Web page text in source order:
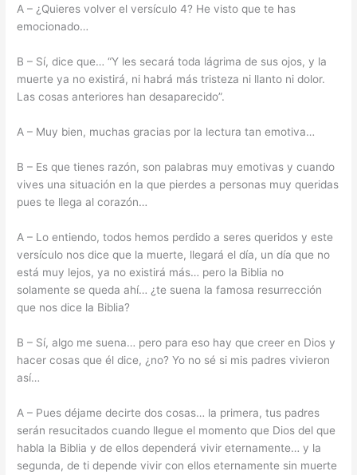
A – ¿Quieres volver el versículo 4? He visto que te has
emocionado…
B – Sí, dice que… “Y les secará toda lágrima de sus ojos, y la
muerte ya no existirá, ni habrá más tristeza ni llanto ni dolor.
Las cosas anteriores han desaparecido”.
A – Muy bien, muchas gracias por la lectura tan emotiva…
B – Es que tienes razón, son palabras muy emotivas y cuando
vives una situación en la que pierdes a personas muy queridas
pues te llega al corazón…
A – Lo entiendo, todos hemos perdido a seres queridos y este
versículo nos dice que la muerte, llegará el día, un día que no
está muy lejos, ya no existirá más… pero la Biblia no
solamente se queda ahí… ¿te suena la famosa resurrección
que nos dice la Biblia?
B – Sí, algo me suena… pero para eso hay que creer en Dios y
hacer cosas que él dice, ¿no? Yo no sé si mis padres vivieron
así…
A – Pues déjame decirte dos cosas… la primera, tus padres
serán resucitados cuando llegue el momento que Dios del que
habla la Biblia y de ellos dependerá vivir eternamente… y la
segunda, de ti depende vivir con ellos eternamente sin muerte